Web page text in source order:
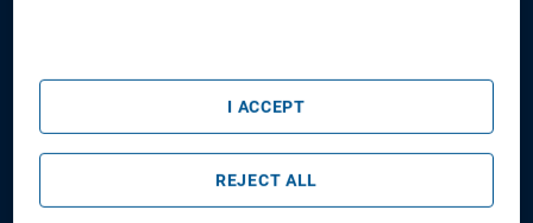
16/08/2026
ErwachseneREJECT ALL
I ACCEPT